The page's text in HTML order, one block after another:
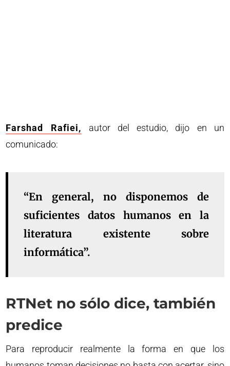
Farshad Rafiei, autor del estudio, dijo en un
comunicado:
“En general, no disponemos de
suficientes datos humanos en la
literatura existente sobre
informática”.
RTNet no sólo dice, también
predice
Para reproducir realmente la forma en que los